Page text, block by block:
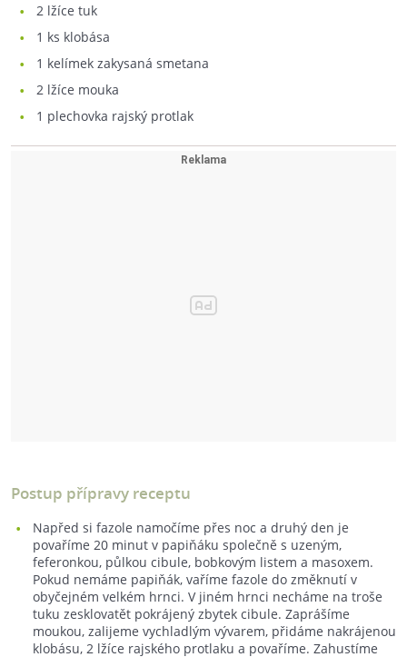
2 lžíce tuk
1 ks klobása
1 kelímek zakysaná smetana
2 lžíce mouka
1 plechovka rajský protlak
Postup přípravy receptu
Napřed si fazole namočíme přes noc a druhý den je
povaříme 20 minut v papiňáku společně s uzeným,
feferonkou, půlkou cibule, bobkovým listem a masoxem.
Pokud nemáme papiňák, vaříme fazole do změknutí v
obyčejném velkém hrnci. V jiném hrnci necháme na troše
tuku zesklovatět pokrájený zbytek cibule. Zaprášíme
moukou, zalijeme vychladlým vývarem, přidáme nakrájenou
klobásu, 2 lžíce rajského protlaku a povaříme. Zahustíme